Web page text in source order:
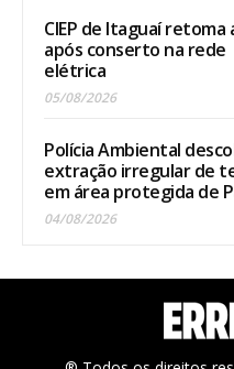
CIEP de Itaguaí retoma
após conserto na rede
elétrica
05/08/2026
Polícia Ambiental
extração irregular de
em área protegida de
04/08/2026